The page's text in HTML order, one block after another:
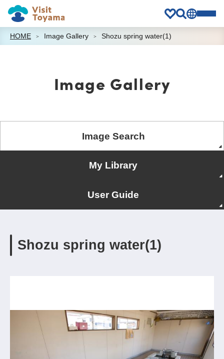
HOME Image Gallery Shozu spring water(1)
Image Gallery
Image Search
My Library
User Guide
Shozu spring water(1)